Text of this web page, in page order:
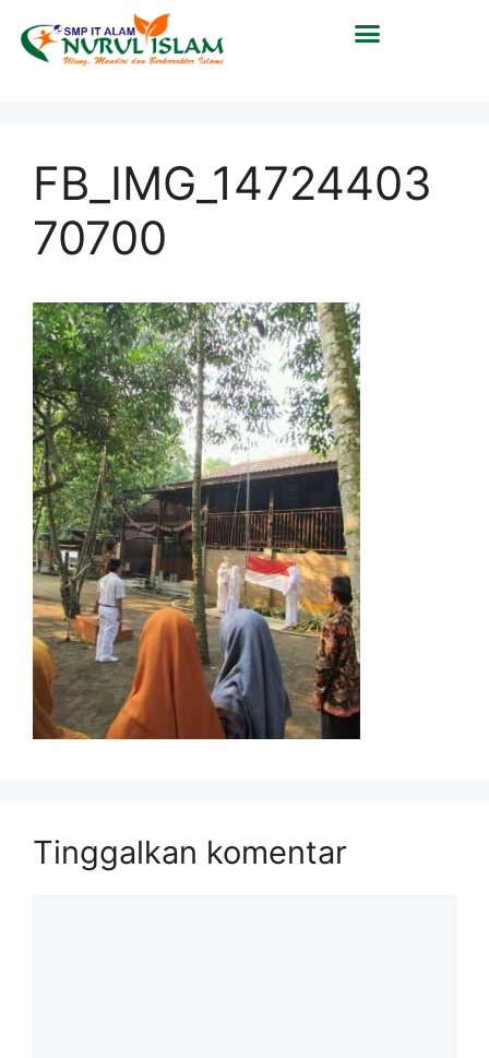
FB_IMG_14724403
70700
Tinggalkan komentar